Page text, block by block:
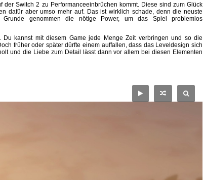
der Switch 2 zu Performanceeinbrüchen kommt. Diese sind zum Glück
dafür aber umso mehr auf. Das ist wirklich schade, denn die neuste
Grunde genommen die nötige Power, um das Spiel problemlos
kannst mit diesem Game jede Menge Zeit verbringen und so die
früher oder später dürfte einem auffallen, dass das Leveldesign sich
und die Liebe zum Detail lässt dann vor allem bei diesen Elementen